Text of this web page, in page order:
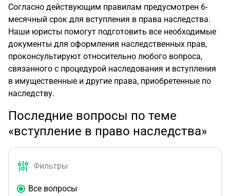
Согласно действующим правилам предусмотрен 6-
месячный срок для вступления в права наследства.
Наши юристы помогут подготовить все необходимые
документы для оформления наследственных прав,
проконсультируют относительно любого вопроса,
связанного с процедурой наследования и вступления
в имущественные и другие права, приобретенные по
наследству.
Последние вопросы по теме
«вступление в право наследства»
Фильтры
Все вопросы